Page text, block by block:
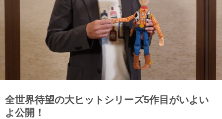
全世界待望の大ヒットシリーズ5作目がいよい
よ公開！